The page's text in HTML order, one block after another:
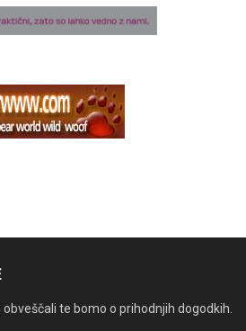
te bomo o prihodnjih dogodkih.